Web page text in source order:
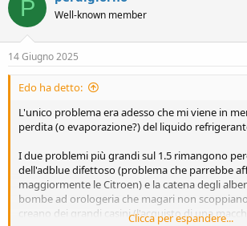
P Well-known member
14 Giugno 2025
Edo ha detto:
L'unico problema era adesso che mi viene in
perdita (o evaporazione?) del liquido
I due problemi più grandi sul 1.5 rimangono
dell'adblue difettoso (problema che parrebbe
maggiormente le Citroen) e la catena degli
bombe ad orologeria che magari non
creano dei grandi casini (l'acquisto di una
Clicca per espandere...